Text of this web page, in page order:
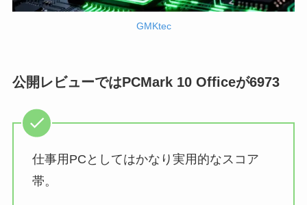
GMKtec
公開レビューではPCMark 10 Officeが6973
仕事用PCとしてはかなり実用的なスコア
帯。